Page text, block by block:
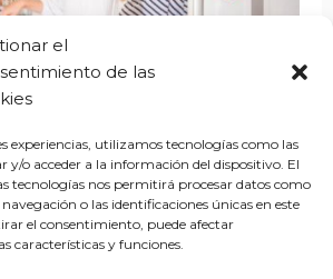
el
de las
experiencias, utilizamos tecnologías como las
y/o acceder a la información del dispositivo. El
tecnologías nos permitirá procesar datos como
o las identificaciones únicas en este
el consentimiento, puede afectar
características y funciones.
cocina: 4 gestos para combatirla